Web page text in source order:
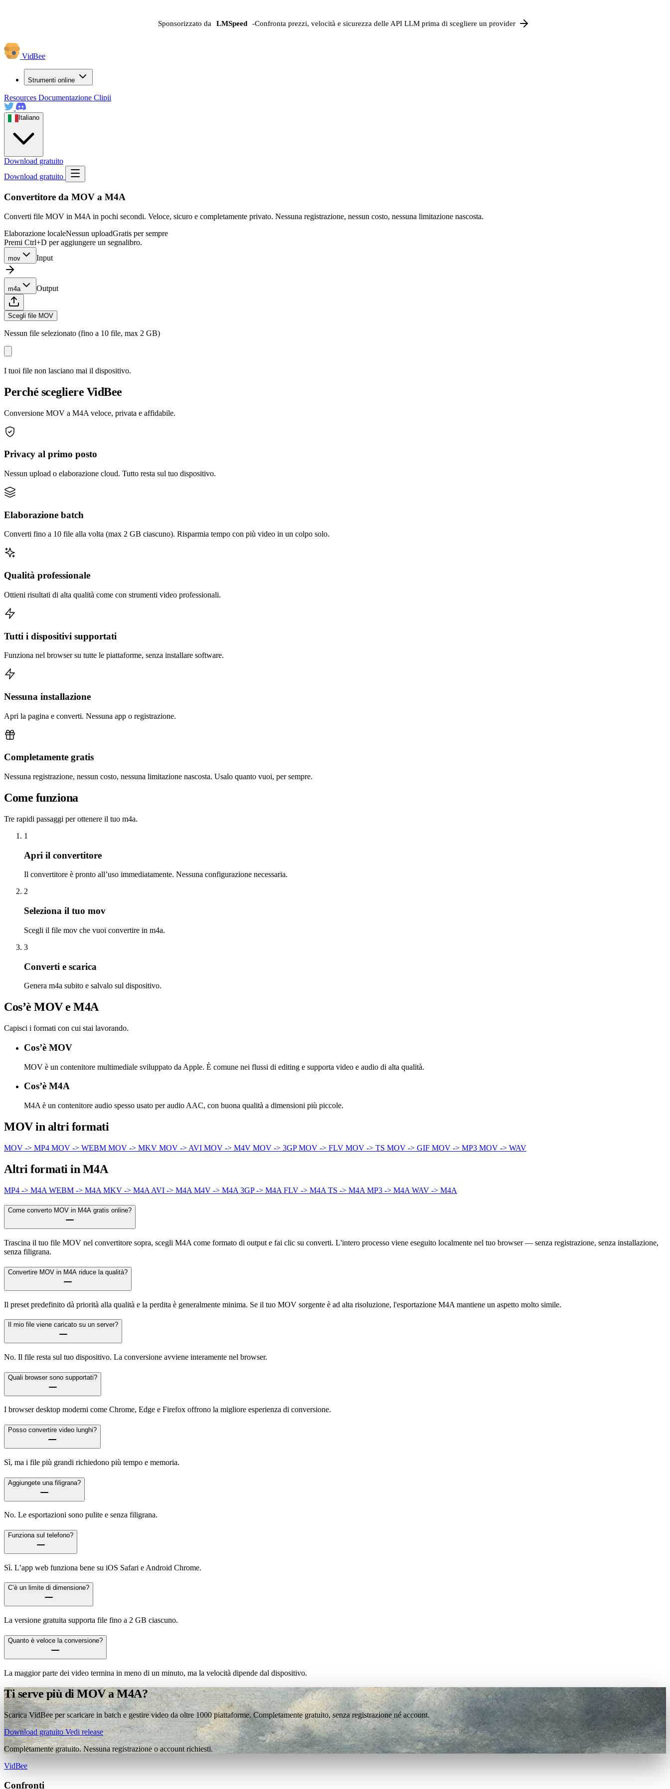
Sponsorizzato da LMSpeed -Confronta prezzi, velocità e sicurezza delle API LLM prima di scegliere un provider
VidBee
Strumenti online
Resources Documentazione Clipii
Italiano
Download gratuito
Download gratuito
Convertitore da MOV a M4A
Converti file MOV in M4A in pochi secondi. Veloce, sicuro e completamente privato. Nessuna registrazione, nessun costo, nessuna limitazione nascosta.
Elaborazione localeNessun uploadGratis per sempre
Premi Ctrl+D per aggiungere un segnalibro.
mov Input
m4a Output
Scegli file MOV
Nessun file selezionato (fino a 10 file, max 2 GB)
I tuoi file non lasciano mai il dispositivo.
Perché scegliere VidBee
Conversione MOV a M4A veloce, privata e affidabile.
Privacy al primo posto
Nessun upload o elaborazione cloud. Tutto resta sul tuo dispositivo.
Elaborazione batch
Converti fino a 10 file alla volta (max 2 GB ciascuno). Risparmia tempo con più video in un colpo solo.
Qualità professionale
Ottieni risultati di alta qualità come con strumenti video professionali.
Tutti i dispositivi supportati
Funziona nel browser su tutte le piattaforme, senza installare software.
Nessuna installazione
Apri la pagina e converti. Nessuna app o registrazione.
Completamente gratis
Nessuna registrazione, nessun costo, nessuna limitazione nascosta. Usalo quanto vuoi, per sempre.
Come funziona
Tre rapidi passaggi per ottenere il tuo m4a.
1
Apri il convertitore
Il convertitore è pronto all’uso immediatamente. Nessuna configurazione necessaria.
2
Seleziona il tuo mov
Scegli il file mov che vuoi convertire in m4a.
3
Converti e scarica
Genera m4a subito e salvalo sul dispositivo.
Cos’è MOV e M4A
Capisci i formati con cui stai lavorando.
Cos’è MOV
MOV è un contenitore multimediale sviluppato da Apple. È comune nei flussi di editing e supporta video e audio di alta qualità.
Cos’è M4A
M4A è un contenitore audio spesso usato per audio AAC, con buona qualità a dimensioni più piccole.
MOV in altri formati
MOV -> MP4 MOV -> WEBM MOV -> MKV MOV -> AVI MOV -> M4V MOV -> 3GPMOV -> FLV MOV -> TS MOV -> GIF MOV -> MP3 MOV -> WAV
Altri formati in M4A
MP4 -> M4A WEBM -> M4A MKV -> M4A AVI -> M4A M4V -> M4A 3GP -> M4A FLV -> M4A TS -> M4A MP3 -> M4A WAV -> M4A
Come converto MOV in M4A gratis online?
Trascina il tuo file MOV nel convertitore sopra, scegli M4A come formato di output e fai clic su converti. L'intero processo viene eseguito localmente nel tuo browser — senza registrazione, senza installazione,
senza filigrana.
Convertire MOV in M4A riduce la qualità?
Il preset predefinito dà priorità alla qualità e la perdita è generalmente minima. Se il tuo MOV sorgente è ad alta risoluzione, l'esportazione M4A mantiene un aspetto molto simile.
Il mio file viene caricato su un server?
No. Il file resta sul tuo dispositivo. La conversione avviene interamente nel browser.
Quali browser sono supportati?
I browser desktop moderni come Chrome, Edge e Firefox offrono la migliore esperienza di conversione.
Posso convertire video lunghi?
Sì, ma i file più grandi richiedono più tempo e memoria.
Aggiungete una filigrana?
No. Le esportazioni sono pulite e senza filigrana.
Funziona sul telefono?
Sì. L’app web funziona bene su iOS Safari e Android Chrome.
C’è un limite di dimensione?
La versione gratuita supporta file fino a 2 GB ciascuno.
Quanto è veloce la conversione?
La maggior parte dei video termina in meno di un minuto, ma la velocità dipende dal dispositivo.
Ti serve più di MOV a M4A?
Scarica VidBee per scaricare in batch e gestire video da oltre 1000 piattaforme. Completamente gratuito, senza registrazione né account.
Download gratuitoVedi release
Completamente gratuito. Nessuna registrazione o account richiesti.
VidBee
Confronti